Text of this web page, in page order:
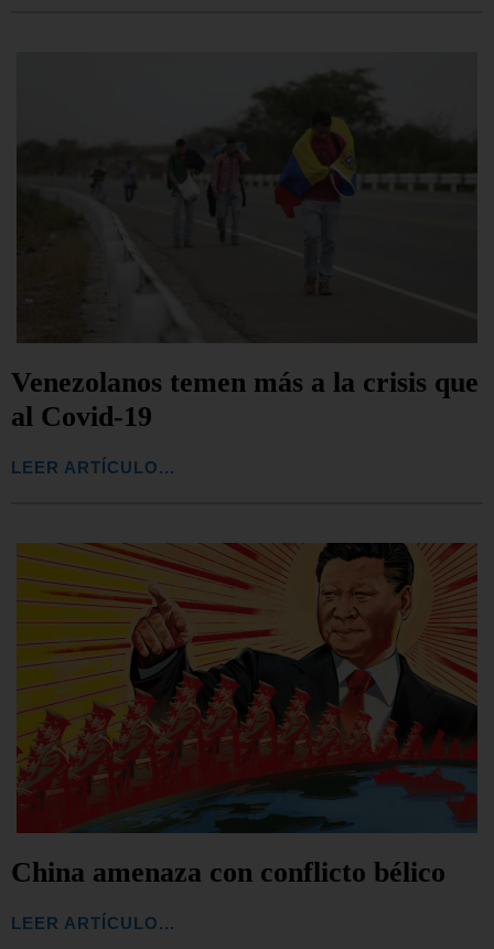
Venezolanos temen más a la crisis que
al Covid-19
LEER ARTÍCULO...
China amenaza con conflicto bélico
LEER ARTÍCULO...